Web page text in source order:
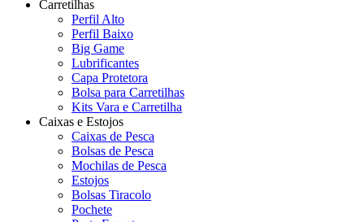
Carretilhas
Perfil Alto
Perfil Baixo
Big Game
Lubrificantes
Capa Protetora
Bolsa para Carretilhas
Kits Vara e Carretilha
Caixas e Estojos
Caixas de Pesca
Bolsas de Pesca
Mochilas de Pesca
Estojos
Bolsas Tiracolo
Pochete